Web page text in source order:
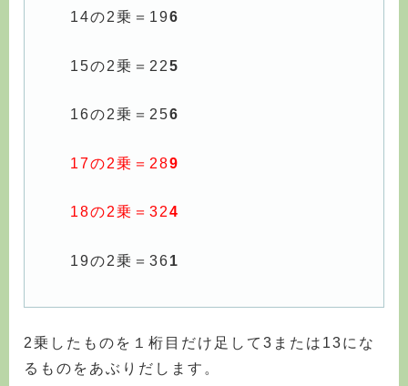
14の2乗＝196
15の2乗＝225
16の2乗＝256
17の2乗＝289
18の2乗＝324
19の2乗＝361
2乗したものを１桁目だけ足して3または13にな
るものをあぶりだします。